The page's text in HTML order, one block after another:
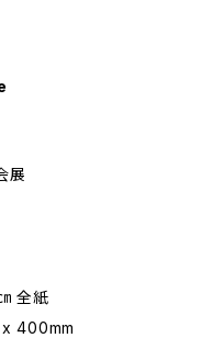
展
全紙
x 400mm